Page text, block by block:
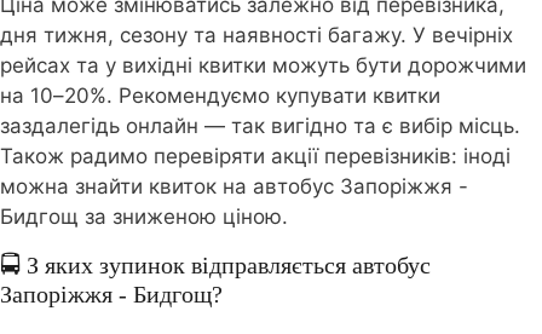
Ціна може змінюватись залежно від перевізника,
дня тижня, сезону та наявності багажу. У вечірніх
рейсах та у вихідні квитки можуть бути дорожчими
на 10–20%. Рекомендуємо купувати квитки
заздалегідь онлайн — так вигідно та є вибір місць.
Також радимо перевіряти акції перевізників: іноді
можна знайти квиток на автобус Запоріжжя -
Бидгощ за зниженою ціною.
🚍 З яких зупинок відправляється автобус
Запоріжжя - Бидгощ?